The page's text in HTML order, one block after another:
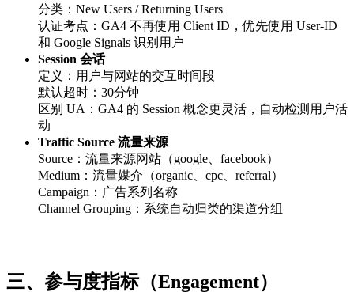
分类：New Users / Returning Users
认证考点：GA4 不再使用 Client ID，优先使用 User-ID
和 Google Signals 识别用户
Session 会话
定义：用户与网站的交互时间段
默认超时：30分钟
区别 UA：GA4 的 Session 概念更灵活，自动检测用户活
动
Traffic Source 流量来源
Source：流量来源网站（google、facebook）
Medium：流量媒介（organic、cpc、referral）
Campaign：广告系列名称
Channel Grouping：系统自动归类的渠道分组
三、参与度指标（Engagement）